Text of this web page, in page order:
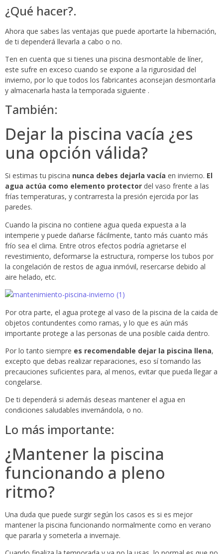
¿Qué hacer?.
Ahora que sabes las ventajas que puede aportarte la hibernación,
de ti dependerá llevarla a cabo o no.
Ten en cuenta que si tienes una piscina desmontable de líner,
este sufre en exceso cuando se expone a la rigurosidad del
invierno, por lo que todos los fabricantes aconsejan desmontarla
y almacenarla hasta la temporada siguiente .
También:
Dejar la piscina vacía ¿es
una opción válida?
Si estimas tu piscina nunca debes dejarla vacía en invierno. El
agua actúa como elemento protector del vaso frente a las
frías temperaturas, y contrarresta la presión ejercida por las
paredes.
Cuando la piscina no contiene agua queda expuesta a la
intemperie y puede dañarse fácilmente, tanto más cuanto más
frío sea el clima. Entre otros efectos podría agrietarse el
revestimiento, deformarse la estructura, romperse los tubos por
la congelación de restos de agua inmóvil, resercarse debido al
aire helado, etc.
Por otra parte, el agua protege al vaso de la piscina de la caida de
objetos contundentes como ramas, y lo que es aún más
importante protege a las personas de una posible caida dentro.
Por lo tanto siempre es recomendable dejar la piscina llena,
excepto que debas realizar reparaciones, eso sí tomando las
precauciones suficientes para, al menos, evitar que pueda llegar a
congelarse.
De ti dependerá si además deseas mantener el agua en
condiciones saludables invernándola, o no.
Lo más importante:
¿Mantener la piscina
funcionando a pleno
ritmo?
Una duda que puede surgir según los casos es si es mejor
mantener la piscina funcionando normalmente como en verano
que pararla y someterla a invernaje.